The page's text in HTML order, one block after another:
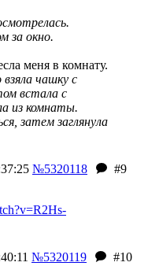
за окно.
меня в комнату.
чашку с
встала с
из комнаты.
затем заглянула
№5320118
#9
№5320119
#10